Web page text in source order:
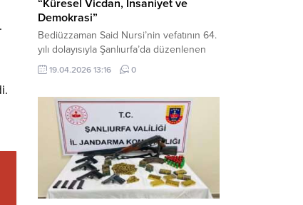
“Küresel Vicdan, İnsaniyet ve
Demokrasi”
Bediüzzaman Said Nursi’nin vefatının 64.
yılı dolayısıyla Şanlıurfa’da düzenlenen
panelde, günümüzün manevi ve
toplumsal sorunlarına Risale-i Nur
Necmettin Cevheri Kültür Merkezi’nde
gerçekleştirilen “Küresel Vicdan,
İnsaniyet ve Demokrasi” başlıklı panel,
hürriyet, adalet ve hukuk vurgularıyla
yoğun katılıma sahne oldu. Haber
Merkezi – Bediüzzaman Eğitim Kültür ve
Sanat...
19.04.2026 13:16 0